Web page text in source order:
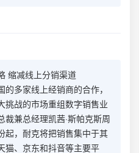
缩减线上分销渠道
多家线上经销商的合作，
挑战的市场重组数字销售业
裁兼总经理凯茜·斯帕克斯周
起，耐克将把销售集中于其
猫、京东和抖音等主要平